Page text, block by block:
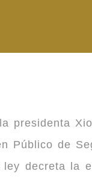
presidenta
Público de
decreta la